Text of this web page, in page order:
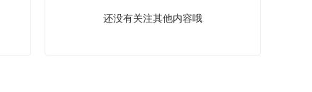
还没有关注其他内容哦